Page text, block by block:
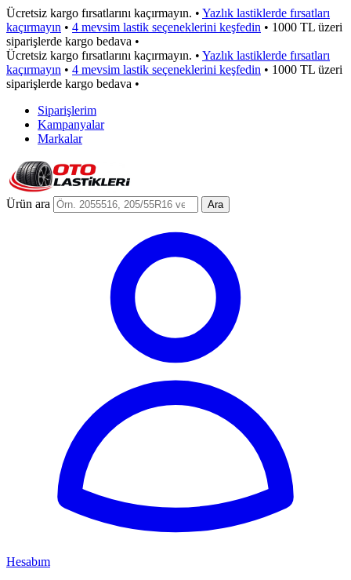
Ücretsiz kargo fırsatlarını kaçırmayın. • Yazlık lastiklerde fırsatları
kaçırmayın • 4 mevsim lastik seçeneklerini keşfedin • 1000 TL üzeri
siparişlerde kargo bedava •
Ücretsiz kargo fırsatlarını kaçırmayın. • Yazlık lastiklerde fırsatları
kaçırmayın • 4 mevsim lastik seçeneklerini keşfedin • 1000 TL üzeri
siparişlerde kargo bedava •
Siparişlerim
Kampanyalar
Markalar
Ürün ara Ara
Hesabım